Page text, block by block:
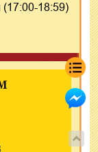
(17:00-18:59)